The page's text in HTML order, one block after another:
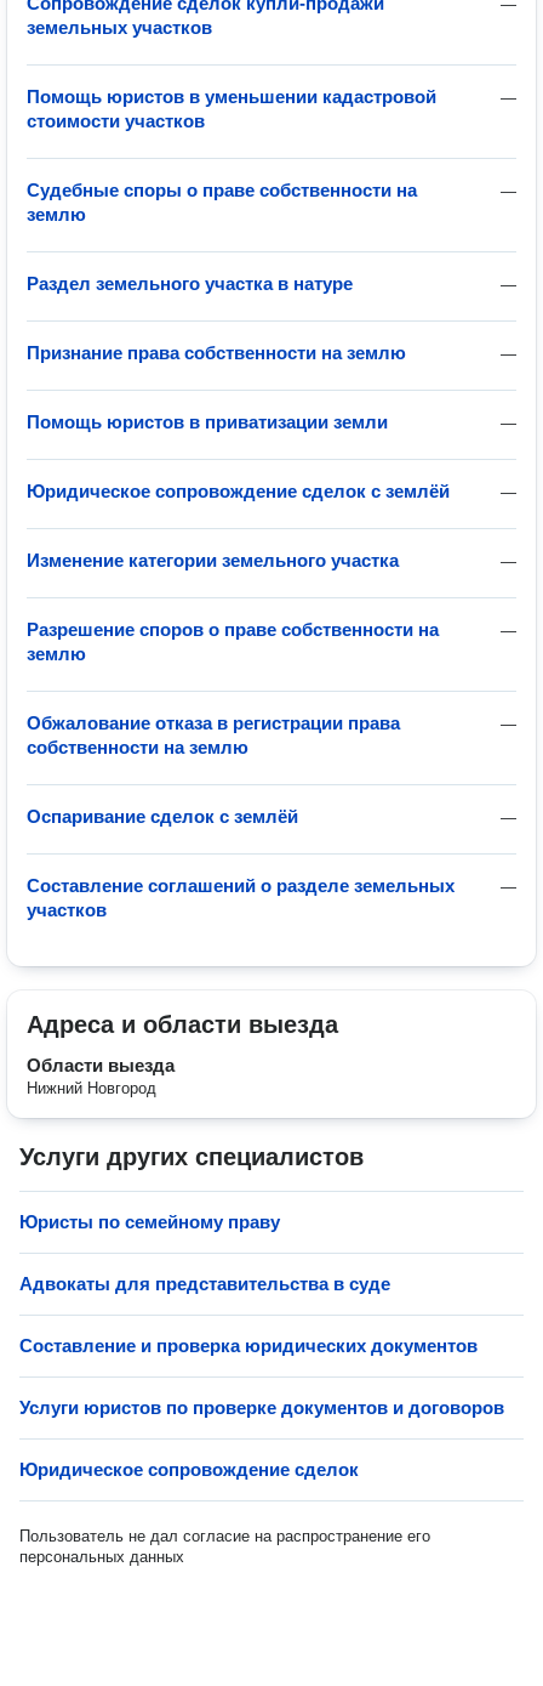
—
земельных участков
—
Помощь юристов в уменьшении кадастровой
стоимости участков
—
Судебные споры о праве собственности на
землю
—
Раздел земельного участка в натуре
—
Признание права собственности на землю
—
Помощь юристов в приватизации земли
—
Юридическое сопровождение сделок с землёй
—
Изменение категории земельного участка
—
Разрешение споров о праве собственности на
землю
—
Обжалование отказа в регистрации права
собственности на землю
—
Оспаривание сделок с землёй
—
Составление соглашений о разделе земельных
участков
Адреса и области выезда
Области выезда
Нижний Новгород
Услуги других специалистов
Юристы по семейному праву
Адвокаты для представительства в суде
Составление и проверка юридических документов
Услуги юристов по проверке документов и договоров
Юридическое сопровождение сделок
Пользователь не дал согласие на распространение его
персональных данных